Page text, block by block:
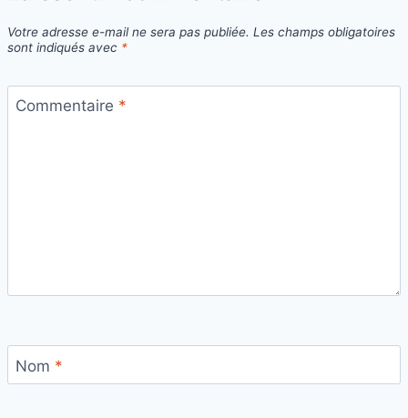
Votre adresse e-mail ne sera pas publiée. Les champs obligatoires
sont indiqués avec *
Commentaire *
Nom *